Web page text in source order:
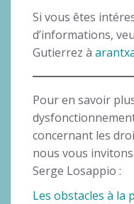
Si vous êtes
d’informations,
Gutierrez à
Pour en savoir
concernant les
nous vous
Serge Losappio :
Les obstacles à la